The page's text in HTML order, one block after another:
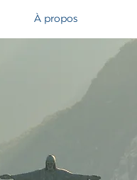
À propos